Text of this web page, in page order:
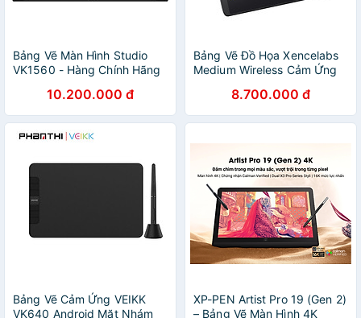
Bảng Vẽ Màn Hình Studio
VK1560 - Hàng Chính Hãng
10.200.000 đ
Bảng Vẽ Đồ Họa Xencelabs
Medium Wireless Cảm Ứng
Và Túi Đựng Cao Cấp - Hàng
Chính Hãng
8.700.000 đ
Bảng Vẽ Cảm Ứng VEIKK
VK640 Android Mặt Nhám
XP-PEN Artist Pro 19 (Gen 2)
– Bảng Vẽ Màn Hình 4K